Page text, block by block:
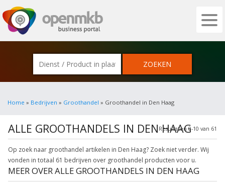
OPENMKB - DE ZAKELIJKE PORTAL
Home » Bedrijven » Groothandel » Groothandel in Den Haag
Resultaten 0-10 van 61
ALLE GROOTHANDELS IN DEN HAAG
Op zoek naar groothandel artikelen in Den Haag? Zoek niet verder. Wij
vonden in totaal 61 bedrijven over groothandel producten voor u.
MEER OVER ALLE GROOTHANDELS IN DEN HAAG